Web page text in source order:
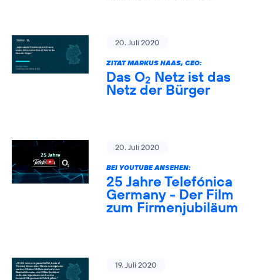
20. Juli 2020
ZITAT MARKUS HAAS, CEO:
Das O2 Netz ist das
Netz der Bürger
20. Juli 2020
BEI YOUTUBE ANSEHEN:
25 Jahre Telefónica
Germany - Der Film
zum Firmenjubiläum
19. Juli 2020